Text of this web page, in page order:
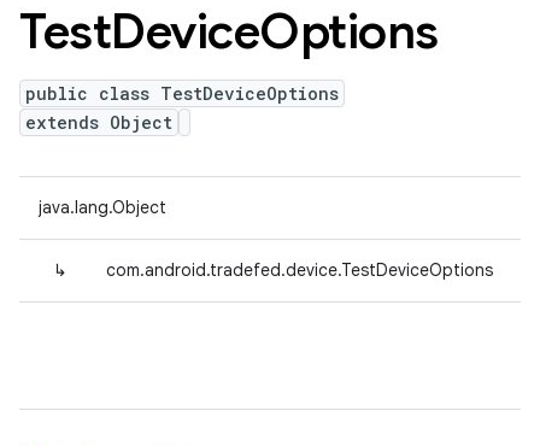
TestDeviceOptions
public class TestDeviceOptions
extends Object
java.lang.Object
↳ com.android.tradefed.device.TestDeviceOptions